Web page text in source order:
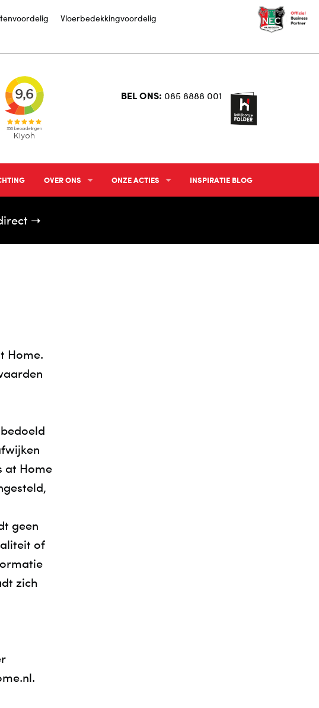
Vloerbedekkingvoordelig
BEL ONS: 085 8888 001
OVER ONS
KLANTTEVREDENHEID
KOOPZONDAGEN
CBW-ERKEND
ONZE ACTIES INSPIRATIE BLOG
➝
Home.
at Home
geen
of
zich